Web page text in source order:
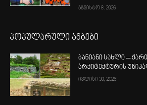
აგვისტო 8, 2026
პოპულარული ამბები
ბანიანი სახლი –
არქიტექტურის
ივლისი 30, 2026